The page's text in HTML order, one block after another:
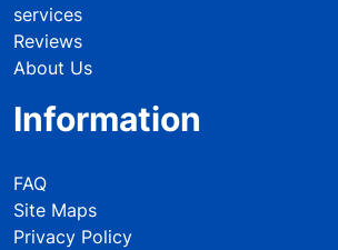
services
Reviews
About Us
Information
FAQ
Site Maps
Privacy Policy